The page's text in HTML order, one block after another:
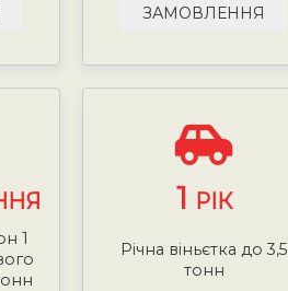
ЗАМОВЛЕННЯ
1
1 РІК
Річна віньєтка до 3,5
тонн